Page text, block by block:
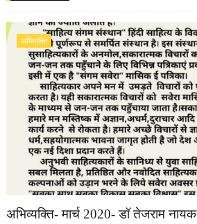
अभिव्यक्ति
अभिव्यक्ति- मार्च 2020- डॉ तेजराम नायक